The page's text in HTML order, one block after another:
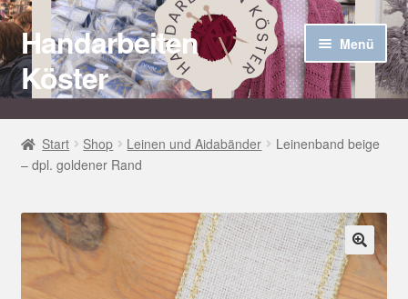
Zur
Navigation
springen
Zum
Inhalt
springen
Handarbeiten
Köster
Menü
Startseite
Über uns
Aktuelles
Häkel Techniken
öffnen
Start Shop Leinen und Aidabänder
Leinenband beige
– dpl. goldener Rand